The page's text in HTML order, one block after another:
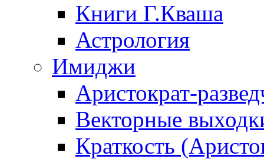
Книги Г.Кваша
Астрология
Имиджи
Аристократ-
Векторные
Краткость